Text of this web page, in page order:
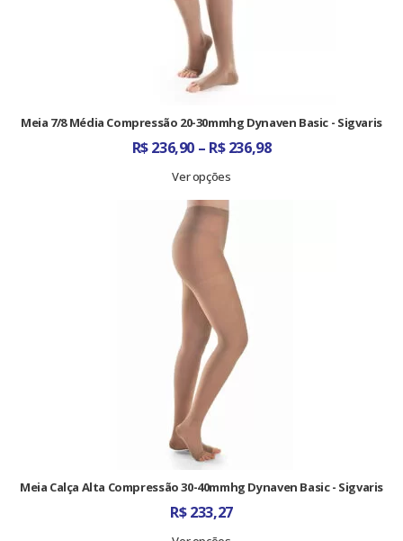
Meia 7/8 Média Compressão 20-30mmhg Dynaven Basic - Sigvaris
R$236,90 – R$236,98Faixa
Ver opções
Meia Calça Alta Compressão 30-40mmhg Dynaven Basic - Sigvaris
R$233,27